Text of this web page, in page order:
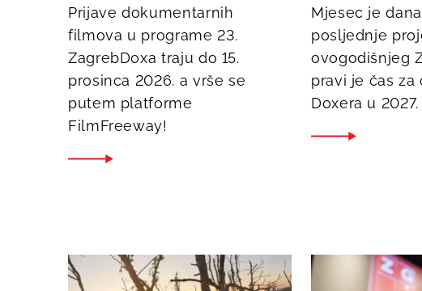
Prijave dokumentarnih
filmova u programe 23.
ZagrebDoxa traju do 15.
prosinca 2026. a vrše se
putem platforme
FilmFreeway!
Mjesec je
posljednje
ovogodišnjeg
pravi je čas za
Doxera u